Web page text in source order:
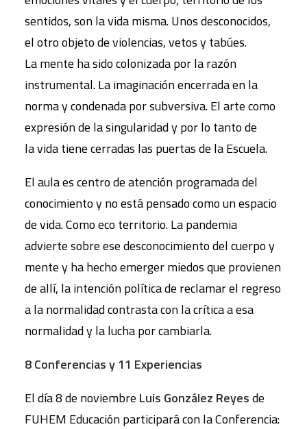
sentidos, son la vida misma. Unos desconocidos,
el otro objeto de violencias, vetos y tabúes.
La mente ha sido colonizada por la razón
instrumental. La imaginación encerrada en la
norma y condenada por subversiva. El arte como
expresión de la singularidad y por lo tanto de
la vida tiene cerradas las puertas de la Escuela.
El aula es centro de atención programada del
conocimiento y no está pensado como un espacio
de vida. Como eco territorio. La pandemia
advierte sobre ese desconocimiento del cuerpo y
mente y ha hecho emerger miedos que provienen
de allí, la intención política de reclamar el regreso
a la normalidad contrasta con la crítica a esa
normalidad y la lucha por cambiarla.
8 Conferencias y 11 Experiencias
El día 8 de noviembre Luis González Reyesde
FUHEM Educación participará con la Conferencia: